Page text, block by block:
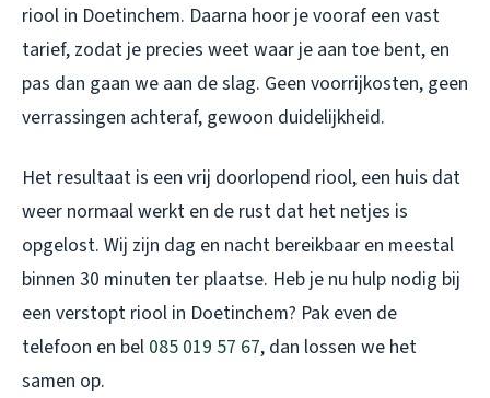
riool in Doetinchem. Daarna hoor je vooraf een vast
tarief, zodat je precies weet waar je aan toe bent, en
pas dan gaan we aan de slag. Geen voorrijkosten, geen
verrassingen achteraf, gewoon duidelijkheid.
Het resultaat is een vrij doorlopend riool, een huis dat
weer normaal werkt en de rust dat het netjes is
opgelost. Wij zijn dag en nacht bereikbaar en meestal
binnen 30 minuten ter plaatse. Heb je nu hulp nodig bij
een verstopt riool in Doetinchem? Pak even de
telefoon en bel 085 019 57 67, dan lossen we het
samen op.